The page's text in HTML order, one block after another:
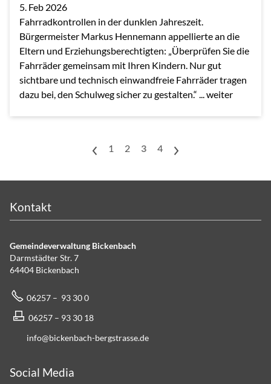
5. Feb 2026
Fahrradkontrollen in der dunklen Jahreszeit.
Bürgermeister Markus Hennemann appellierte an die
Eltern und Erziehungsberechtigten: „Überprüfen Sie die
Fahrräder gemeinsam mit Ihren Kindern. Nur gut
sichtbare und technisch einwandfreie Fahrräder tragen
dazu bei, den Schulweg sicher zu gestalten.“ ... weiter
< 1 2 3 4 >
Kontakt
Gemeindeverwaltung Bickenbach
Darmstädter Str. 7
64404 Bickenbach
06257 – 93 30 0
06257 – 93 30 18
info@bickenbach-bergstrasse.de
Social Media